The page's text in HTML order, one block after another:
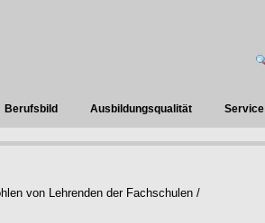
Berufsbild Ausbildungsqualität Service
von Lehrenden der Fachschulen /